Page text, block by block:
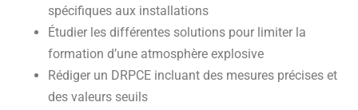
spécifiques aux installations
Étudier les différentes solutions pour limiter la
formation d’une atmosphère explosive
Rédiger un DRPCE incluant des mesures précises et
des valeurs seuils